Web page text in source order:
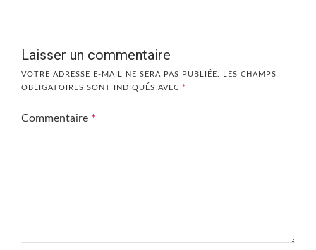
Laisser un commentaire
VOTRE ADRESSE E-MAIL NE SERA PAS PUBLIÉE.
LES CHAMPS
OBLIGATOIRES SONT INDIQUÉS AVEC *
Commentaire *